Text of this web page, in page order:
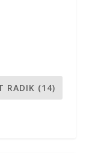
RADIK (14)